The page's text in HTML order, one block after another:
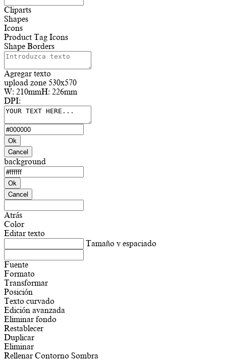
Cliparts
Shapes
Icons
Product Tag Icons
Shape Borders
Agregar texto
upload zone 530x570
W: 210mmH: 226mm
DPI:
Ok
Cancel
background
Ok
Cancel
Atrás
Color
Editar texto
Tamaño y espaciado
Fuente
Formato
Transformar
Posición
Texto curvado
Edición avanzada
Eliminar fondo
Restablecer
Duplicar
Eliminar
Rellenar Contorno Sombra